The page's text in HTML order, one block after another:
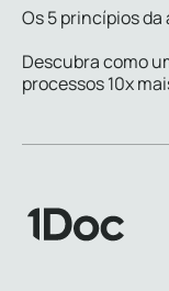
Os 5 princípios
Descubra como
processos 10x